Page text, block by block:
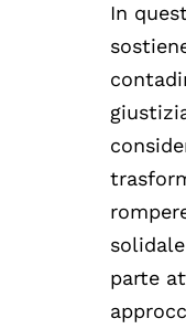
In
parte